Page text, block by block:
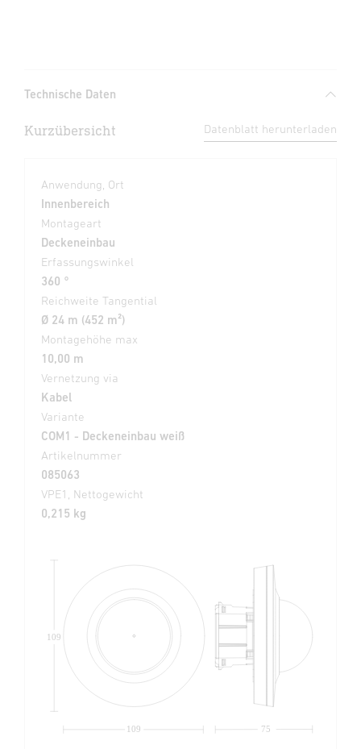
Technische Daten
Kurzübersicht Datenblatt herunterladen
Anwendung, Ort
Innenbereich
Montageart
Deckeneinbau
Erfassungswinkel
360 °
Reichweite Tangential
Ø 24 m (452 m²)
Montagehöhe max
10,00 m
Vernetzung via
Kabel
Variante
COM1 - Deckeneinbau weiß
Artikelnummer
085063
VPE1, Nettogewicht
0,215 kg
75
109
109